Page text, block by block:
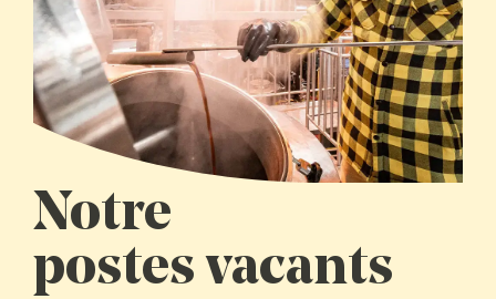
Notre
postes vacants